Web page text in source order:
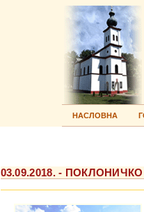
НАСЛОВНА
03.09.2018. -